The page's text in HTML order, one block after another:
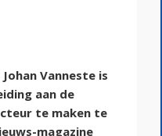
Vanneste is
aan de
te maken te
magazine